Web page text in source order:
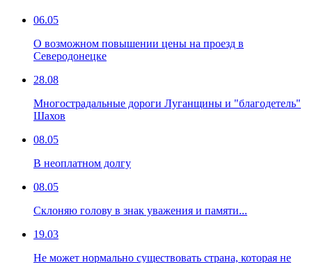
06.05
О возможном повышении цены на проезд в
Северодонецке
28.08
Многострадальные дороги Луганщины и "благодетель"
Шахов
08.05
В неоплатном долгу
08.05
Склоняю голову в знак уважения и памяти...
19.03
Не может нормально существовать страна, которая не